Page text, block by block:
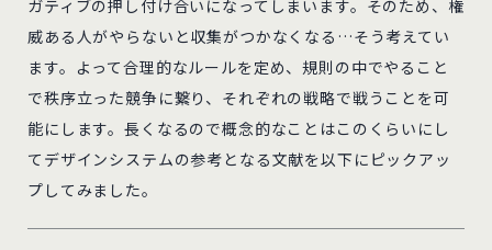
ガティブの押し付け合いになってしまいます。そのため、権
威ある人がやらないと収集がつかなくなる…そう考えてい
ます。よって合理的なルールを定め、規則の中でやること
で秩序立った競争に繋り、それぞれの戦略で戦うことを可
能にします。長くなるので概念的なことはこのくらいにし
てデザインシステムの参考となる文献を以下にピックアッ
プしてみました。